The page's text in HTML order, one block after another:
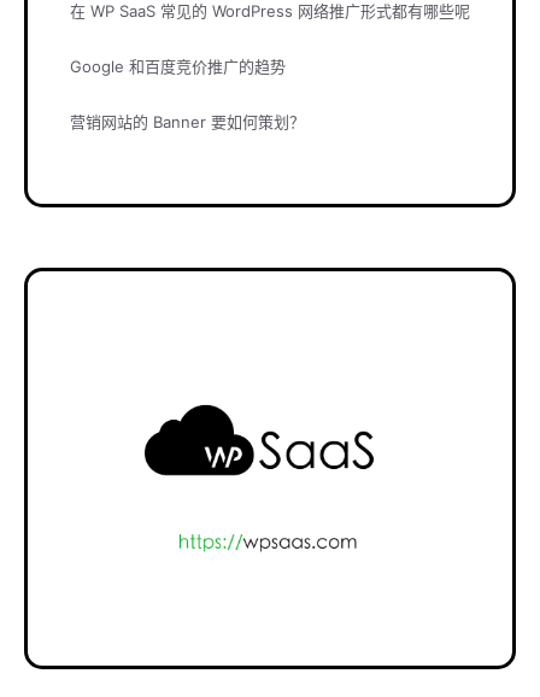
在 WP SaaS 常见的 WordPress 网络推广形式都有哪些呢
Google 和百度竞价推广的趋势
营销网站的 Banner 要如何策划？